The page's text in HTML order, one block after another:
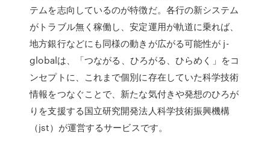
テムを志向しているのが特徴だ。各行の新システム
がトラブル無く稼働し、安定運用が軌道に乗れば、
地方銀行などにも同様の動きが広がる可能性が j-
globalは、「つながる、ひろがる、ひらめく」をコ
ンセプトに、これまで個別に存在していた科学技術
情報をつなぐことで、新たな気付きや発想のひろが
りを支援する国立研究開発法人科学技術振興機構
（jst）が運営するサービスです。